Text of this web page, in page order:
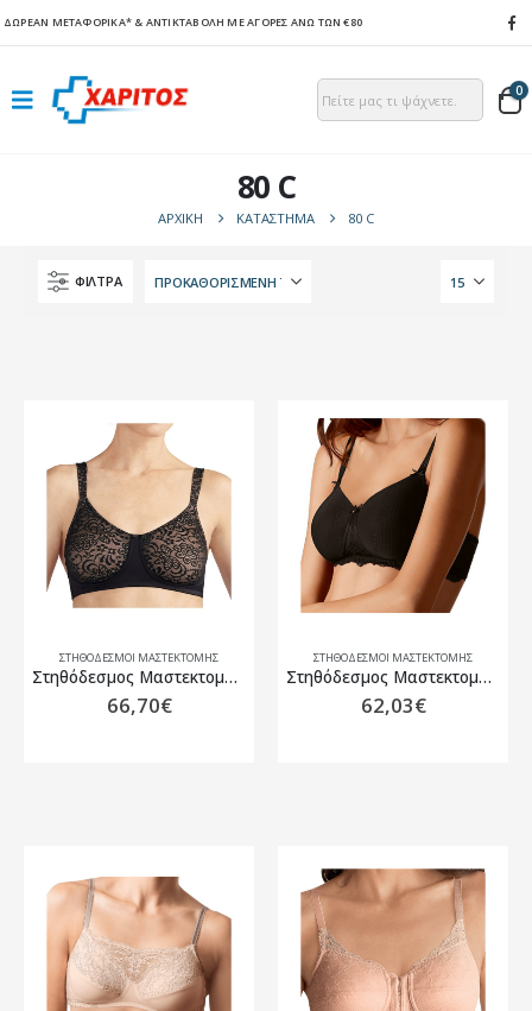
ΔΩΡΕΑΝ ΜΕΤΑΦΟΡΙΚΑ* & ΑΝΤΙΚΤΑΒΟΛΗ ΜΕ ΑΓΟΡΕΣ ΑΝΩ ΤΩΝ €80
0
80 C
ΑΡΧΙΚΉ ΚΑΤΆΣΤΗΜΑ 80 C
ΦΙΛΤΡΑ
ΣΤΗΘΌΔΕΣΜΟΙ ΜΑΣΤΕΚΤΟΜΉΣ
Στηθόδεσμος Μαστεκτομής Amoena Annette SB Μαύρο/Μπεζ
66,70€
ΣΤΗΘΌΔΕΣΜΟΙ ΜΑΣΤΕΚΤΟΜΉΣ
Στηθόδεσμος Μαστεκτομής Amoena Aurelie SBP Mαύρο
62,03€